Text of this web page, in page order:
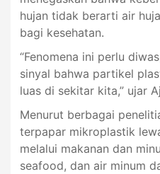
hujan tidak berarti air
bagi kesehatan.
“Fenomena ini perlu
sinyal bahwa partikel
luas di sekitar kita,” ujar
Menurut berbagai
terpapar mikroplastik
melalui makanan dan
seafood, dan air minum